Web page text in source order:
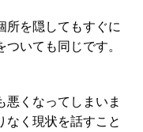
所を隠してもすぐに
いても同じです。
悪くなってしまいま
なく現状を話すこと